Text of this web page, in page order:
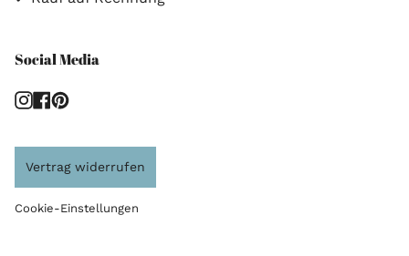
Social Media
Instagram
Facebook
Pinterest
Vertrag widerrufen
Cookie-Einstellungen